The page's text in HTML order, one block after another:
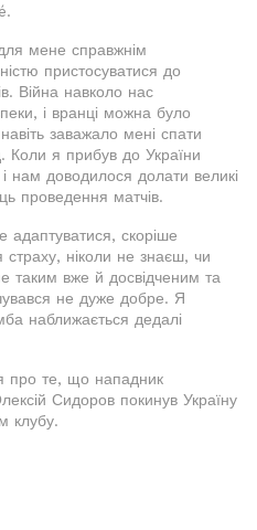
мене справжнім
пристосуватися до
Війна навколо нас
і вранці можна було
заважало мені спати
Коли я прибув до України
нам доводилося долати великі
проведення матчів.
скоріше
страху, ніколи не знаєш, чи
таким вже й досвідченим та
не дуже добре. Я
наближається дедалі
про те, що нападник
Сидоров покинув Україну
клубу.